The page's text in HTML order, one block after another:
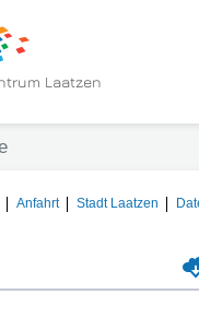
Laatzen
Anfahrt Stadt Laatzen